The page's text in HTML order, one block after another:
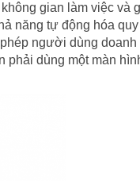
gian làm việc và
năng tự động hóa
người dùng
phải dùng một màn